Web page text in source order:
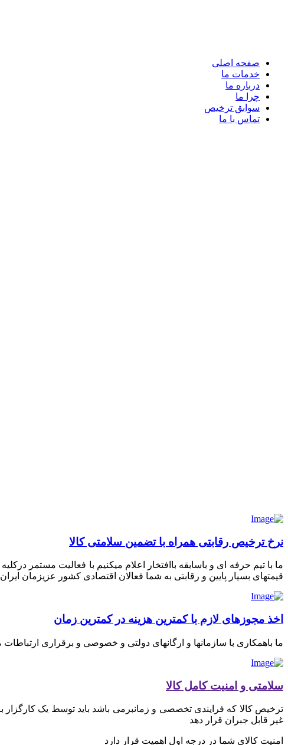
صفحه اصلی
خدمات ما
درباره ما
چرا ما
سوابق ترخیص
تماس با ما
نرخ ترخیص رقابتی همراه با تضمین سلامتی کالا
ما با تیم حرفه ای و باسابقه باافتخار اعلام میکنیم با فعالیت مستمر
قیمتهای بسیار پایین و رقابتی به شما فعالان اقتصادی کشور عزیزمان ایران
اخذ مجوزهای لازم با کمترین هزینه در کمترین زمان
ما باهمکاری با سازمانها و ارگانهای دولتی و خصوصی و برقراری
سلامتی و امنیت کامل کالا
ترخیص کالا که فرایندی تخصصی و زمانبرمی باشد باید توسط یک
غیر قابل جبران قرار دهد
امنیت کالای شما در درجه اول اهمیت قرار دارد